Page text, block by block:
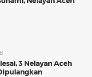
3 Nelayan Aceh